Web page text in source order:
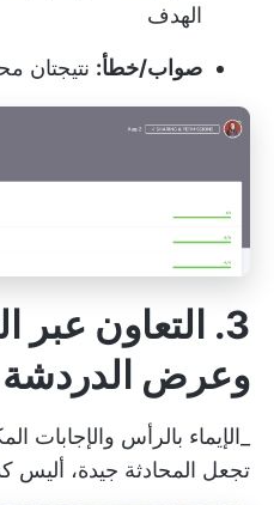
الهدف
صواب/خطأ: نتيجتان
3. التعاون عبر
وعرض الدردشة
_الإيماء بالرأس والإجابات
تجعل المحادثة جيدة، أليس